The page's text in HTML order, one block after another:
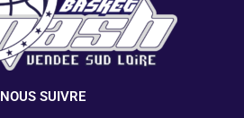
NOUS SUIVRE